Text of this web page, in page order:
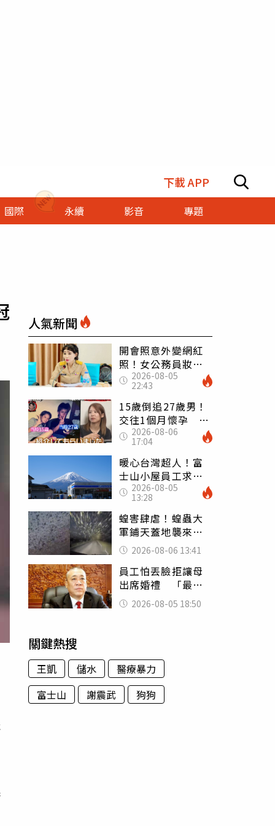
下載 APP
國際 永續 影音 專題
人氣新聞
開會照意外變網紅
照！女公務員妝容
掀2千則留言 本人
怒嗆：化妝有錯嗎
2026-08-05
22:43
15歲倒追27歲男！
交往1個月懷孕 36
歲當阿嬤故事曝光
2026-08-06
17:04
暖心台灣超人！富
士山小屋員工求助
「想活下去」 山
友狂背物資上山：
台灣真的是寶島
2026-08-05
13:28
蝗害肆虐！蝗蟲大
軍鋪天蓋地襲來宛
如末日 網驚：聖
經十災
2026-08-06 13:41
員工怕丟臉拒讓母
出席婚禮 「最愛
發錢老闆」震怒開
除：我看不起你
2026-08-05 18:50
關鍵熱搜
王凱 儲水
醫療暴力
富士山
謝震武 狗狗